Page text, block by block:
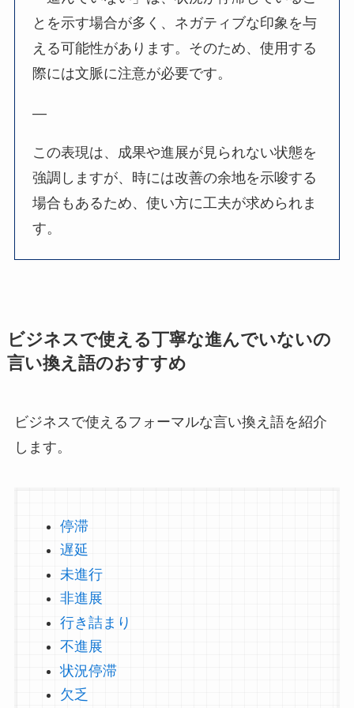
とを示す場合が多く、ネガティブな印象を与
える可能性があります。そのため、使用する
際には文脈に注意が必要です。
—
この表現は、成果や進展が見られない状態を
強調しますが、時には改善の余地を示唆する
場合もあるため、使い方に工夫が求められま
す。
ビジネスで使える丁寧な進んでいないの
言い換え語のおすすめ
ビジネスで使えるフォーマルな言い換え語を紹介
します。
停滞
遅延
未進行
非進展
行き詰まり
不進展
状況停滞
欠乏